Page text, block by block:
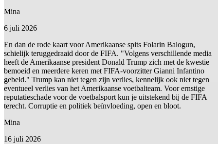
Mina
6 juli 2026
En dan de rode kaart voor Amerikaanse spits Folarin Balogun,
schielijk teruggedraaid door de FIFA. "Volgens verschillende media
heeft de Amerikaanse president Donald Trump zich met de kwestie
bemoeid en meerdere keren met FIFA-voorzitter Gianni Infantino
gebeld." Trump kan niet tegen zijn verlies, kennelijk ook niet tegen
eventueel verlies van het Amerikaanse voetbalteam. Voor ernstige
reputatieschade voor de voetbalsport kun je uitstekend bij de FIFA
terecht. Corruptie en politiek beïnvloeding, open en bloot.
Mina
16 juli 2026